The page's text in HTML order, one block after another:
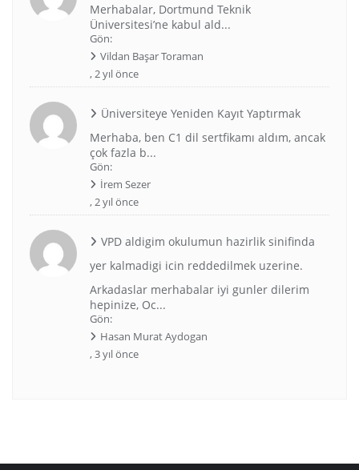
Merhabalar, Dortmund Teknik
Üniversitesi’ne kabul ald...
Gön:
Vildan Başar Toraman
,2 yıl önce
Üniversiteye Yeniden Kayıt Yaptırmak
Merhaba, ben C1 dil sertfikamı aldım, ancak
çok fazla b...
Gön:
İrem Sezer
,2 yıl önce
VPD aldigim okulumun hazirlik sinifinda
yer kalmadigi icin reddedilmek uzerine.
Arkadaslar merhabalar iyi gunler dilerim
hepinize, Oc...
Gön:
Hasan Murat Aydogan
,3 yıl önce